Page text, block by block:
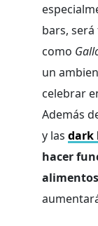
bars,
como
un
celebrar
Además
y las dark
hacer
alimentos